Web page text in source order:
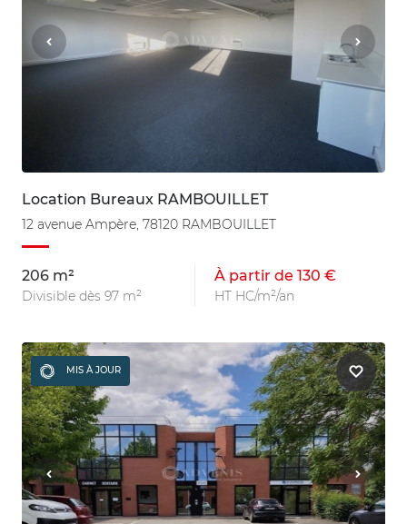
Location Bureaux RAMBOUILLET
12 avenue Ampère, 78120 RAMBOUILLET
206 m²
Divisible dès 97 m²
À partir de 130 €
HT HC/m²/an
MIS À JOUR